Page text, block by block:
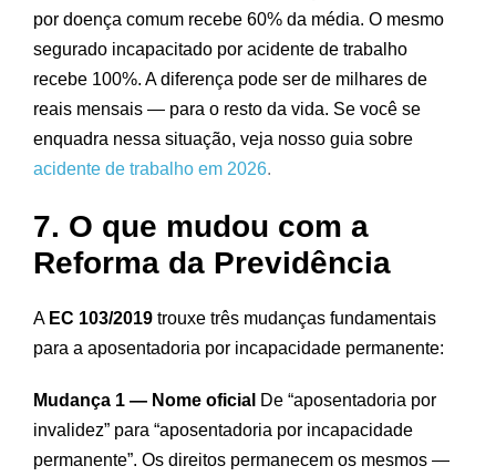
por doença comum recebe 60% da média. O mesmo
segurado incapacitado por acidente de trabalho
recebe 100%. A diferença pode ser de milhares de
reais mensais — para o resto da vida. Se você se
enquadra nessa situação, veja nosso guia sobre
acidente de trabalho em 2026.
7. O que mudou com a
Reforma da Previdência
A EC 103/2019 trouxe três mudanças fundamentais
para a aposentadoria por incapacidade permanente:
Mudança 1 — Nome oficial De “aposentadoria por
invalidez” para “aposentadoria por incapacidade
permanente”. Os direitos permanecem os mesmos —